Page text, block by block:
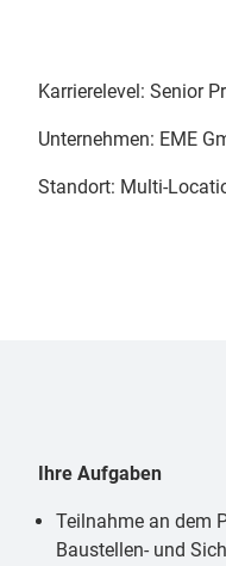
Karrierelevel: Senior
Unternehmen: EME
Standort: Multi-
Ihre Aufgaben
Teilnahme an dem
Baustellen- und